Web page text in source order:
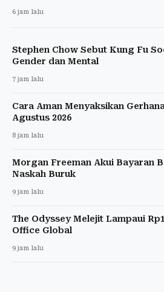
6 jam lalu
Stephen Chow Sebut Kung Fu
Gender dan Mental
7 jam lalu
Cara Aman Menyaksikan
Agustus 2026
8 jam lalu
Morgan Freeman Akui Bayaran
Naskah Buruk
9 jam lalu
The Odyssey Melejit Lampaui
Office Global
9 jam lalu